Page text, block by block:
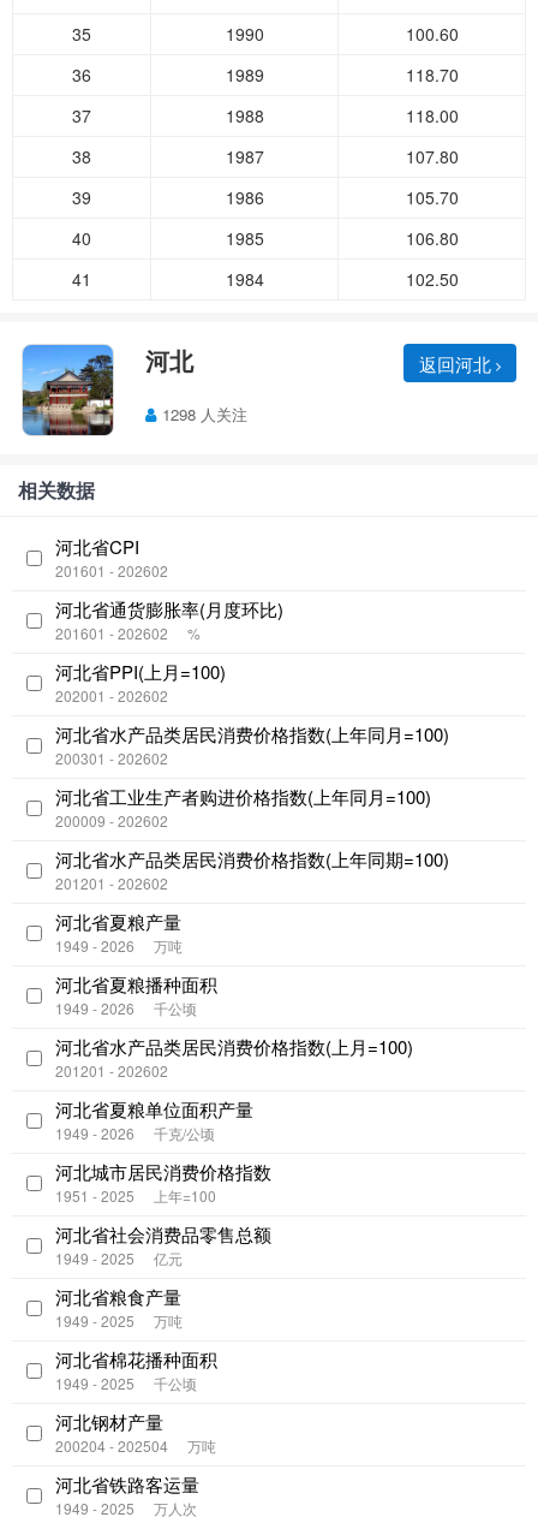
35
1990
100.60
36
1989
118.70
37
1988
118.00
38
1987
107.80
39
1986
105.70
40
1985
106.80
41
1984 102.50
河北 返回河北
1298 人关注
相关数据
河北省CPI
201601 - 202602
河北省通货膨胀率(月度环比)
201601 - 202602 %
河北省PPI(上月=100)
202001 - 202602
河北省水产品类居民消费价格指数(上年同月=100)
200301 - 202602
河北省工业生产者购进价格指数(上年同月=100)
200009 - 202602
河北省水产品类居民消费价格指数(上年同期=100)
201201 - 202602
河北省夏粮产量
1949 - 2026 万吨
河北省夏粮播种面积
1949 - 2026 千公顷
河北省水产品类居民消费价格指数(上月=100)
201201 - 202602
河北省夏粮单位面积产量
1949 - 2026 千克/公顷
河北城市居民消费价格指数
1951 - 2025 上年=100
河北省社会消费品零售总额
1949 - 2025 亿元
河北省粮食产量
1949 - 2025 万吨
河北省棉花播种面积
1949 - 2025 千公顷
河北钢材产量
200204 - 202504 万吨
河北省铁路客运量
1949 - 2025 万人次